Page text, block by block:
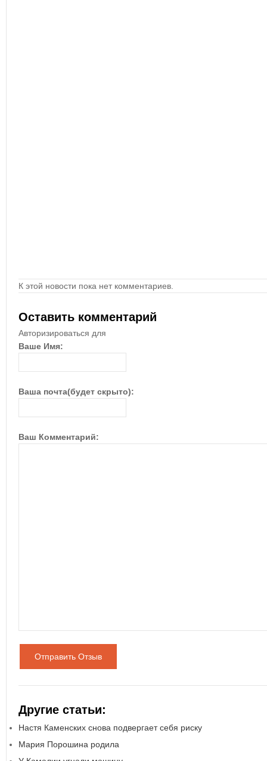
К этой новости пока нет комментариев.
Оставить комментарий
Авторизироваться для
Ваше Имя:
Ваша почта(будет скрыто):
Ваш Комментарий:
Отправить Отзыв
Другие статьи:
Настя Каменских снова подвергает себя риску
Мария Порошина родила